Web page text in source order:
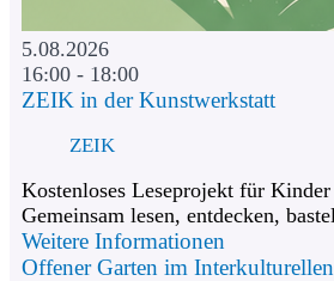
5.08.2026
16:00 - 18:00
ZEIK in der Kunstwerkstatt
ZEIK
Kostenloses Leseprojekt für
Gemeinsam lesen, entdecken,
Weitere Informationen
Offener Garten im